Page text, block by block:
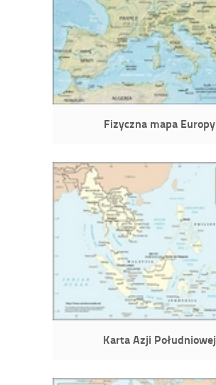
Fizyczna mapa Europy
Karta Azji Południowej